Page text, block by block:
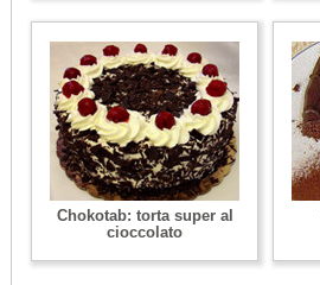
Chokotab: torta super al
cioccolato